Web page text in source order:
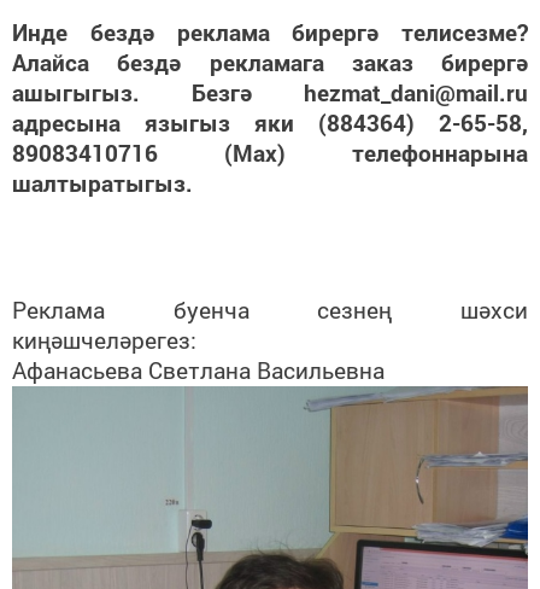
Инде бездә реклама бирергә телисезме?
Алайса бездә рекламага заказ бирергә
ашыгыгыз. Безгә hezmat_dani@mail.ru
адресына языгыз яки (884364) 2-65-58,
89083410716 (Max) телефоннарына
шалтыратыгыз.
Реклама буенча сезнең шәхси
киңәшчеләрегез:
Афанасьева Светлана Васильевна